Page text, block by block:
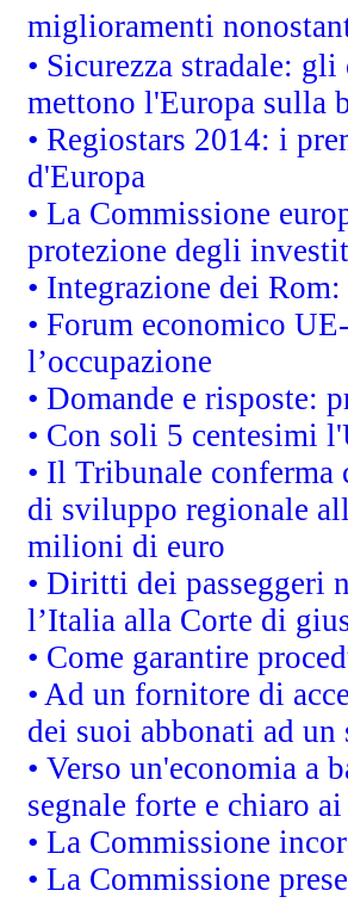
miglioramenti
• Sicurezza stradale:
mettono l'Europa sulla
• Regiostars 2014: i
d'Europa
• La Commissione
protezione degli
• Integrazione dei
• Forum economico
l’occupazione
• Domande e risposte:
• Con soli 5 centesimi
• Il Tribunale
di sviluppo regionale
milioni di euro
• Diritti dei passeggeri
l’Italia alla Corte di
• Come garantire
• Ad un fornitore di
dei suoi abbonati ad
• Verso un'economia a
segnale forte e chiaro
• La Commissione
• La Commissione